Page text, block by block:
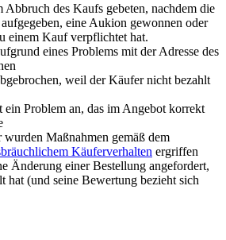
Abbruch des Kaufs gebeten, nachdem die
eine Aukion gewonnen oder
einem Kauf verpflichtet hat.
eines Problems mit der Adresse des
weil der Käufer nicht bezahlt
Problem an, das im Angebot korrekt
Maßnahmen gemäß dem
Käuferverhalten ergriffen
Änderung einer Bestellung angefordert,
hat (und seine Bewertung bezieht sich